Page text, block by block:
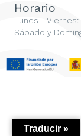
Horario
Lunes -
Sábado y
Traducir »